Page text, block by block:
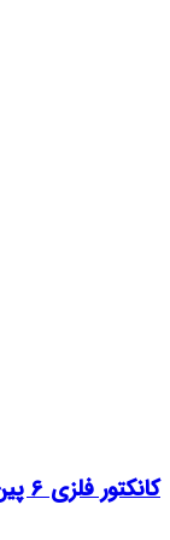
کانکتور فلزی 6 پین GX16